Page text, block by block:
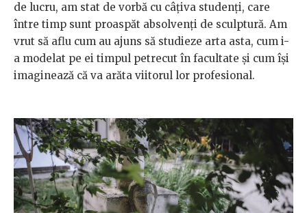
de lucru, am stat de vorbă cu câțiva studenți, care
între timp sunt proaspăt absolvenți de sculptură. Am
vrut să aflu cum au ajuns să studieze arta asta, cum i-
a modelat pe ei timpul petrecut în facultate și cum își
imaginează că va arăta viitorul lor profesional.